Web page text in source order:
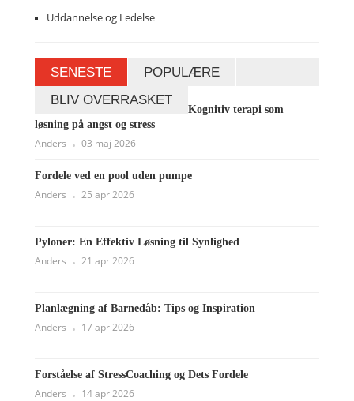
Uddannelse og Ledelse
SENESTE
POPULÆRE
BLIV OVERRASKET
Kognitiv terapi som
løsning på angst og stress
Anders 03 maj 2026
Fordele ved en pool uden pumpe
Anders 25 apr 2026
Pyloner: En Effektiv Løsning til Synlighed
Anders 21 apr 2026
Planlægning af Barnedåb: Tips og Inspiration
Anders 17 apr 2026
Forståelse af StressCoaching og Dets Fordele
Anders 14 apr 2026